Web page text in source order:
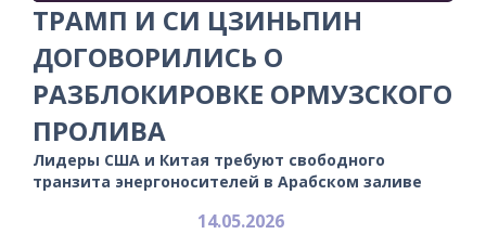
ТРАМП И СИ ЦЗИНЬПИН
ДОГОВОРИЛИСЬ О
РАЗБЛОКИРОВКЕ ОРМУЗСКОГО
ПРОЛИВА
Лидеры США и Китая требуют свободного
транзита энергоносителей в Арабском заливе
14.05.2026